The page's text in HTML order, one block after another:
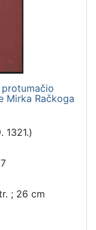
Mirka Račkoga
1321.)
; 26 cm